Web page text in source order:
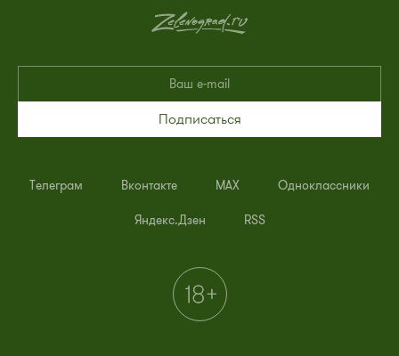
Подписаться
Телеграм Вконтакте MAX Одноклассники
Яндекс.Дзен RSS